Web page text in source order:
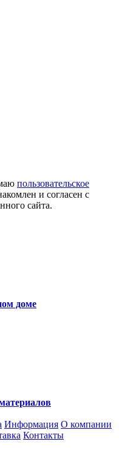
пользовательское
и согласен с
сайта.
доме
Информация О компании
Контакты